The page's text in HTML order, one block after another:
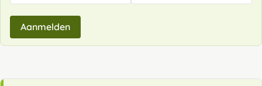
Aanmelden